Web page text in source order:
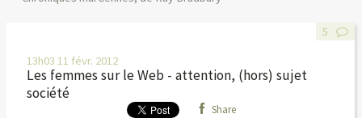
13h03 11 févr. 2012
Les femmes sur le Web - attention, (hors) sujet
société
Share
5